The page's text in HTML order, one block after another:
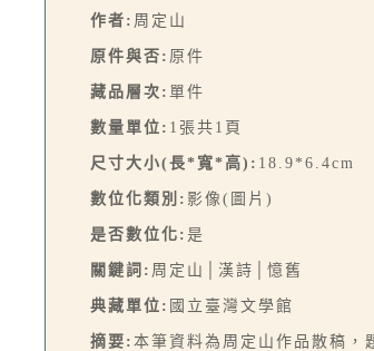
作者: 周定山
原件與否: 原件
藏品層次: 單件
數量單位: 1張共1頁
尺寸大小(長*寬*高): 18.9*6.4cm
數位化類別: 影像(圖片)
是否數位化: 是
關鍵詞: 周定山│漢詩│憶舊
典藏單位: 國立臺灣文學館
摘要: 本筆資料為周定山作品散稿，